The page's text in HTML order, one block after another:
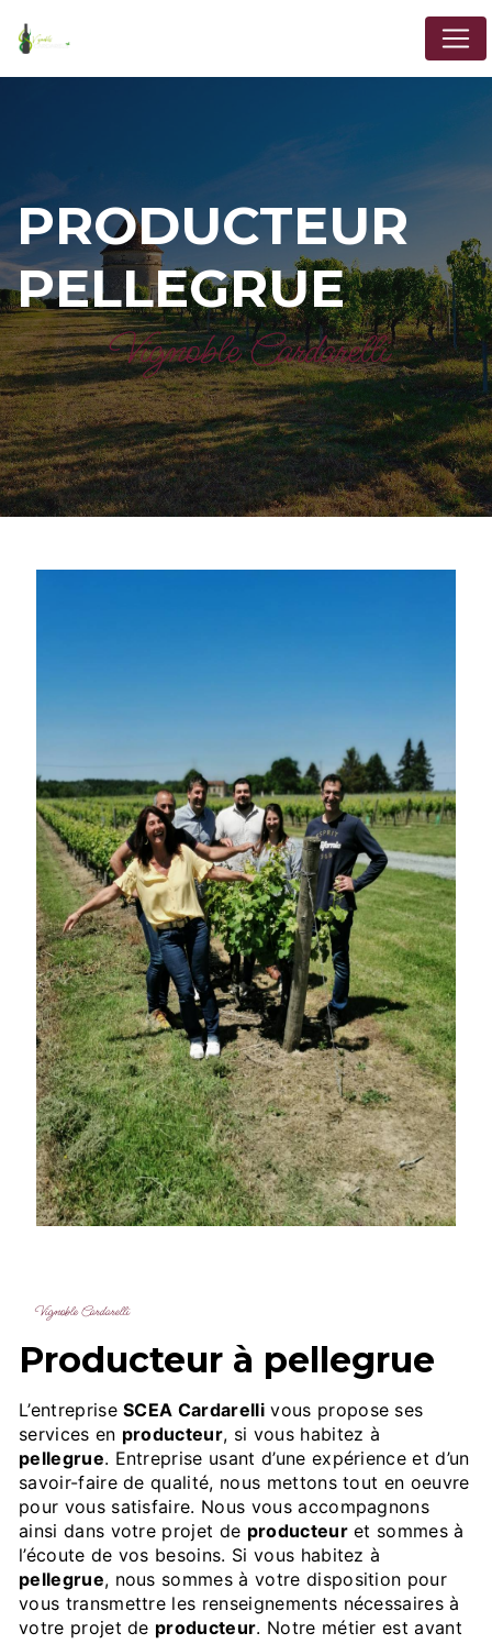
PRODUCTEUR
PELLEGRUE
Vignoble Cardarelli
Vignoble Cardarelli
producteur à pellegrue
L’entrepriseSCEA Cardarellivous propose ses
services en producteur, si vous habitez à
pellegrue. Entreprise usant d’une expérience et d’un
savoir-faire de qualité, nous mettons tout en oeuvre
pour vous satisfaire. Nous vous accompagnons
ainsi dans votre projet de producteuret sommes à
l’écoute de vos besoins. Si vous habitez à
pellegrue, nous sommes à votre disposition pour
vous transmettre les renseignements nécessaires à
votre projet de producteur. Notre métier est avant